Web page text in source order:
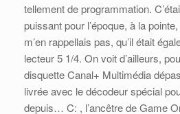
tellement de programmation.
puissant pour l’époque, à la
m’en rappellais pas, qu’il était
lecteur 5 1/4. On voit d’ailleurs,
disquette Canal+ Multimédia
livrée avec le décodeur spécial
depuis… C: , l’ancêtre de Game